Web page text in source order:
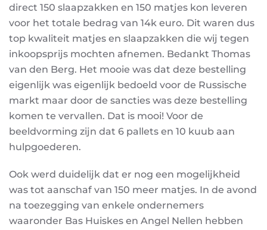
direct 150 slaapzakken en 150 matjes kon leveren
voor het totale bedrag van 14k euro. Dit waren dus
top kwaliteit matjes en slaapzakken die wij tegen
inkoopsprijs mochten afnemen. Bedankt Thomas
van den Berg. Het mooie was dat deze bestelling
eigenlijk was eigenlijk bedoeld voor de Russische
markt maar door de sancties was deze bestelling
komen te vervallen. Dat is mooi! Voor de
beeldvorming zijn dat 6 pallets en 10 kuub aan
hulpgoederen.
Ook werd duidelijk dat er nog een mogelijkheid
was tot aanschaf van 150 meer matjes. In de avond
na toezegging van enkele ondernemers
waaronder Bas Huiskes en Angel Nellen hebben